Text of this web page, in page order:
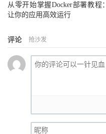
从零开始掌握Docker部署教程：
让你的应用高效运行
评论 抢沙发